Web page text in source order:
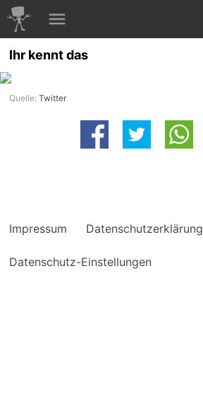
Ihr kennt das
Quelle:Twitter
Impressum Datenschutzerklärung
Datenschutz-Einstellungen